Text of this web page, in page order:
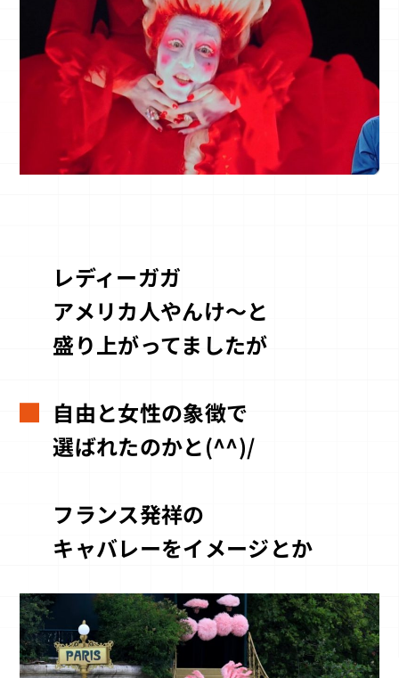
レディーガガ
アメリカ人やんけ～と
盛り上がってましたが
自由と女性の象徴で
選ばれたのかと(^^)/
フランス発祥の
キャバレーをイメージとか